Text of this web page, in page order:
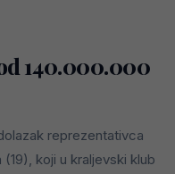
140.000.000
reprezentativca
koji u kraljevski klub